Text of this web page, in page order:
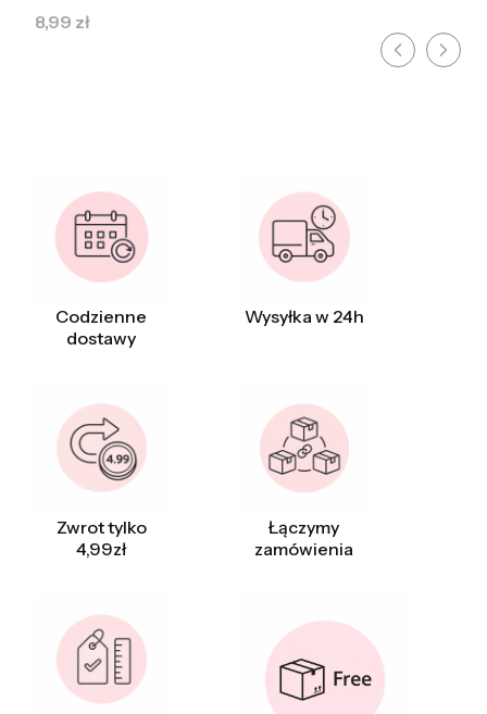
Cena
8,99 zł
Codzienne
dostawy
Wysyłka w 24h
Zwrot tylko
4,99zł
Łączymy
zamówienia